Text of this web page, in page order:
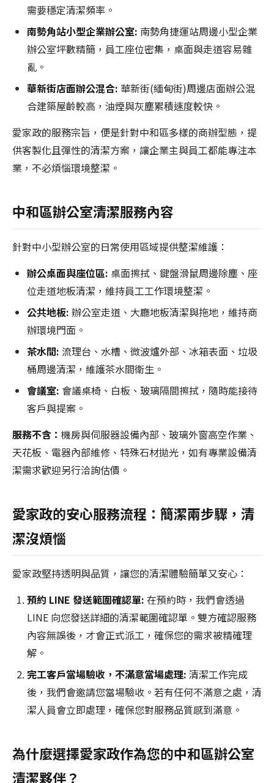
需要穩定清潔頻率。
南勢角站小型企業辦公室: 南勢角捷運站周邊小型企業
辦公室坪數精簡，員工座位密集，桌面與走道容易雜
亂。
華新街店面辦公混合: 華新街(緬甸街)周邊店面辦公混
合建築屋齡較高，油煙與灰塵累積速度較快。
愛家政的服務宗旨，便是針對中和區多樣的商辦型態，提
供客製化且彈性的清潔方案，讓企業主與員工都能專注本
業，不必煩惱環境整潔。
中和區辦公室清潔服務內容
針對中小型辦公室的日常使用區域提供整潔維護：
辦公桌面與座位區: 桌面擦拭、鍵盤滑鼠周邊除塵、座
位走道地板清潔，維持員工工作環境整潔。
公共地板: 辦公室走道、大廳地板清潔與拖地，維持商
辦環境門面。
茶水間: 流理台、水槽、微波爐外部、冰箱表面、垃圾
桶周邊清潔，維護茶水間衛生。
會議室: 會議桌椅、白板、玻璃隔間擦拭，隨時能接待
客戶與提案。
服務不含： 機房與伺服器設備內部、玻璃外窗高空作業、
天花板、電器內部維修、特殊石材拋光，如有專業設備清
潔需求歡迎另行洽詢估價。
愛家政的安心服務流程：簡潔兩步驟，清
潔沒煩惱
愛家政堅持透明與品質，讓您的清潔體驗簡單又安心：
預約 LINE 發送範圍確認單: 在預約時，我們會透過
LINE 向您發送詳細的清潔範圍確認單。雙方確認服務
內容無誤後，才會正式派工，確保您的需求被精確理
解。
完工客戶當場驗收，不滿意當場處理: 清潔工作完成
後，我們會邀請您當場驗收。若有任何不滿意之處，清
潔人員會立即處理，確保您對服務品質感到滿意。
為什麼選擇愛家政作為您的中和區辦公室
清潔夥伴？